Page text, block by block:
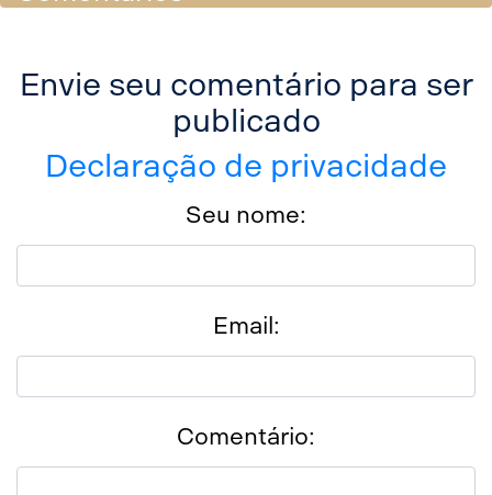
LinkedIn
WhatsApp
Envie seu comentário para ser
publicado
Declaração de privacidade
Seu nome:
Email:
Comentário: